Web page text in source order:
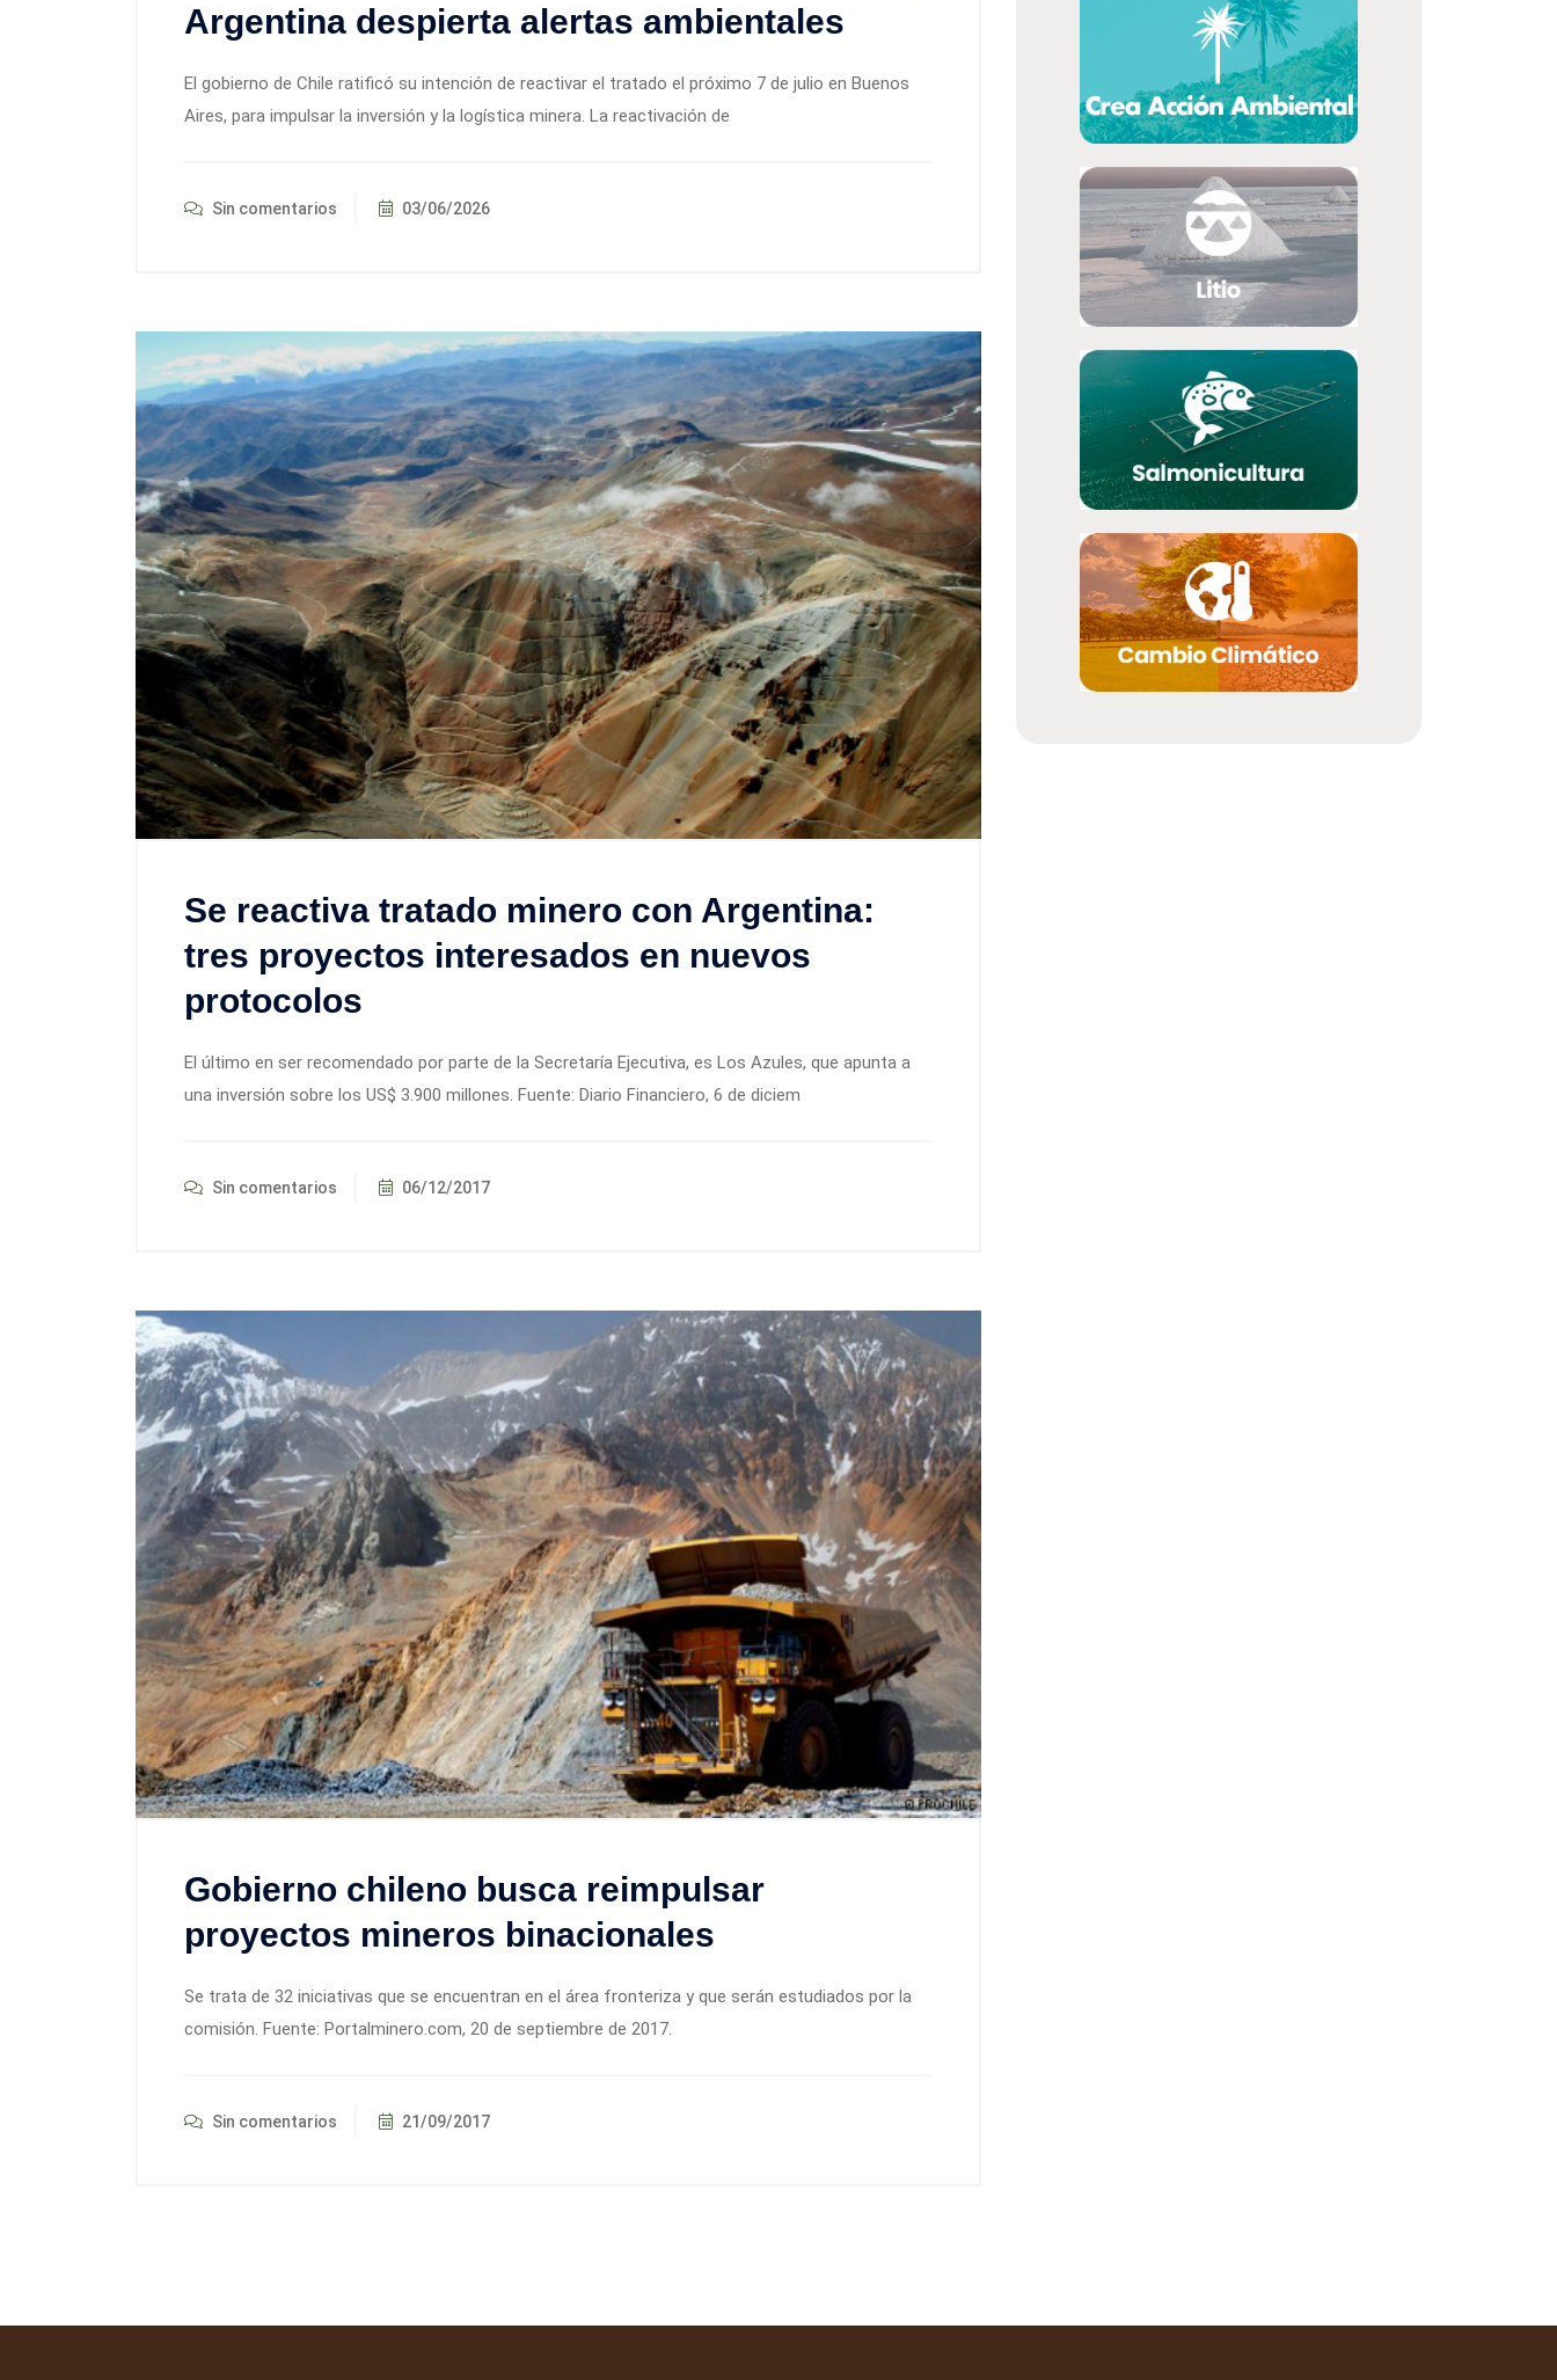
Argentina despierta alertas ambientales
El gobierno de Chile ratificó su intención de reactivar el tratado el próximo 7 de julio en Buenos
Aires, para impulsar la inversión y la logística minera. La reactivación de
Sin comentarios 03/06/2026
Se reactiva tratado minero con Argentina:
tres proyectos interesados en nuevos
protocolos
El último en ser recomendado por parte de la Secretaría Ejecutiva, es Los Azules, que apunta a
una inversión sobre los US$ 3.900 millones. Fuente: Diario Financiero, 6 de diciem
Sin comentarios 06/12/2017
Gobierno chileno busca reimpulsar
proyectos mineros binacionales
Se trata de 32 iniciativas que se encuentran en el área fronteriza y que serán estudiados por la
comisión. Fuente: Portalminero.com, 20 de septiembre de 2017.
Sin comentarios 21/09/2017